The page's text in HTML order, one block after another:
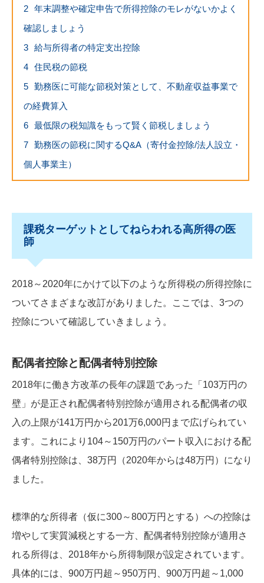
2
年末調整や確定申告で所得控除のモレがないかよく
確認しましょう
3
給与所得者の特定支出控除
4
住民税の節税
5
勤務医に可能な節税対策として、不動産収益事業で
の経費算入
6
最低限の税知識をもって賢く節税しましょう
7
勤務医の節税に関するQ&A（寄付金控除/法人設立・
個人事業主）
課税ターゲットとしてねらわれる高所得の医
師
2018～2020年にかけて以下のような所得税の所得控除に
ついてさまざまな改訂がありました。ここでは、3つの
控除について確認していきましょう。
配偶者控除と配偶者特別控除
2018年に働き方改革の長年の課題であった「103万円の
壁」が是正され配偶者特別控除が適用される配偶者の収
入の上限が141万円から201万6,000円まで広げられてい
ます。これにより104～150万円のパート収入における配
偶者特別控除は、38万円（2020年からは48万円）になり
ました。
標準的な所得者（仮に300～800万円とする）への控除は
増やして実質減税とする一方、配偶者特別控除が適用さ
れる所得は、2018年から所得制限が設定されています。
具体的には、900万円超～950万円、900万円超～1,000